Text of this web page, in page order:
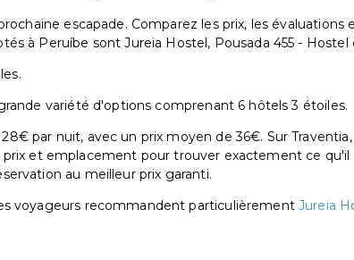
escapade. Comparez les prix, les
à Peruíbe sont Jureia Hostel, Pousada 455 - Hostel
variété d'options comprenant 6 hôtels 3 étoiles.
par nuit, avec un prix moyen de 36€. Sur
et emplacement pour trouver exactement ce
au meilleur prix garanti.
voyageurs recommandent particulièrementJureia